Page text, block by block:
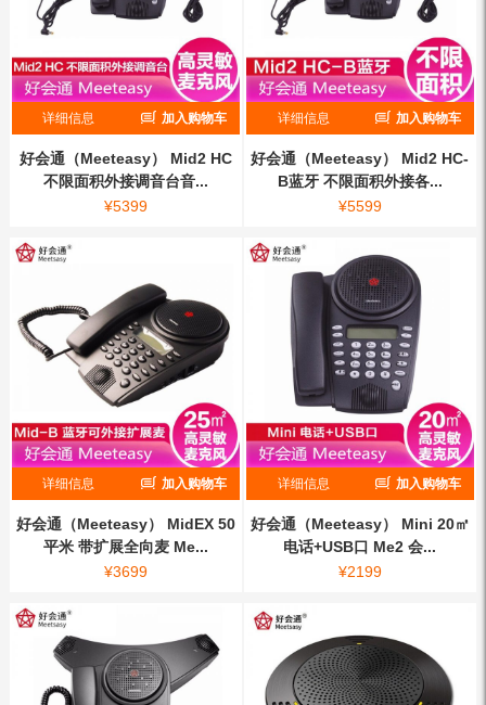
详细信息 加入购物车
好会通（Meeteasy） Mid2 HC
不限面积外接调音台音...
¥5399
详细信息 加入购物车
好会通（Meeteasy） Mid2 HC-
B蓝牙 不限面积外接各...
¥5599
详细信息 加入购物车
好会通（Meeteasy） MidEX 50
平米 带扩展全向麦 Me...
¥3699
详细信息 加入购物车
好会通（Meeteasy） Mini 20㎡
电话+USB口 Me2 会...
¥2199